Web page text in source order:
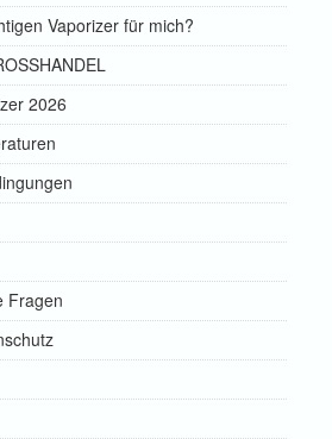
Vaporizer für mich?
2026
Fragen